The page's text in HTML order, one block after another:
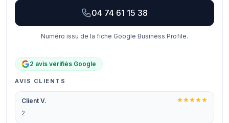
04 74 61 15 38
Numéro issu de la fiche Google Business Profile.
2 avis vérifiés Google
AVIS CLIENTS
Client V.
2